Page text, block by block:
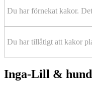
Du har förnekat kakor.
Du har tillåtigt att kakor
Inga-Lill &